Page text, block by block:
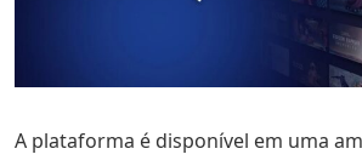
A plataforma é disponível em uma